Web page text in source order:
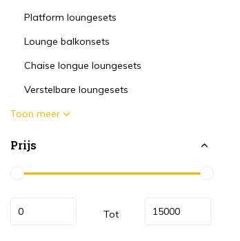
Platform loungesets
Lounge balkonsets
Chaise longue loungesets
Verstelbare loungesets
Toon meer
Prijs
Tot